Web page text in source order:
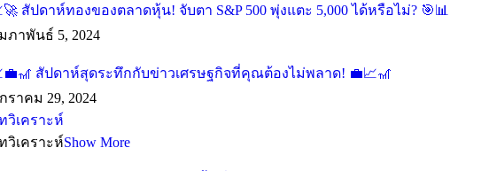
สัปดาห์ทองของตลาดหุ้น! จับตา S&P 500 พุ่งแตะ 5,000 ได้หรือไม่? 🎯📊
ภาพันธ์ 5, 2024
สัปดาห์สุดระทึกกับข่าวเศรษฐกิจที่คุณต้องไม่พลาด! 💼📈🎢
ราคม 29, 2024
วิเคราะห์
วิเคราะห์Show More